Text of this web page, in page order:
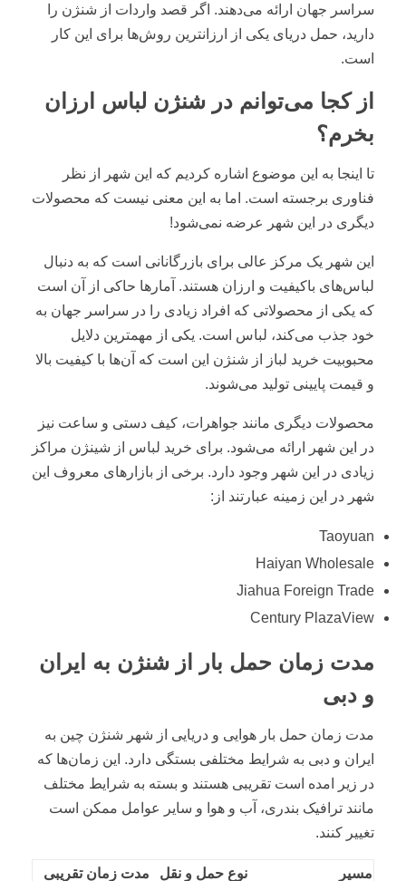
سراسر جهان ارائه می‌دهند. اگر قصد واردات از شنژن را
دارید، حمل دریای یکی از ارزانترین روش‌ها برای این کار
است.
از کجا می‌توانم در شنژن لباس ارزان
بخرم؟
تا اینجا به این موضوع اشاره کردیم که این شهر از نظر
فناوری برجسته است. اما به این معنی نیست که محصولات
دیگری در این شهر عرضه نمی‌شود!
این شهر یک مرکز عالی برای بازرگانانی است که به دنبال
لباس‌های باکیفیت و ارزان هستند. آمار‌ها حاکی از آن است
که یکی از محصولاتی که افراد زیادی را در سراسر جهان به
خود جذب می‌کند، لباس است. یکی از مهمترین دلایل
محبوبیت خرید لباز از شنژن این است که آن‌ها با کیفیت بالا
و قیمت پایینی تولید می‌شوند.
محصولات دیگری مانند جواهرات، کیف دستی و ساعت نیز
در این شهر ارائه می‌شود. برای خرید لباس از شینژن مراکز
زیادی در این شهر وجود دارد. برخی از بازارهای معروف این
شهر در این زمینه عبارتند از:
Taoyuan
Haiyan Wholesale
Jiahua Foreign Trade
Century PlazaView
مدت زمان حمل بار از شنژن به ایران
و دبی
مدت زمان حمل بار هوایی و دریایی از شهر شنژن چین به
ایران و دبی به شرایط مختلفی بستگی دارد. این زمان‌ها که
در زیر امده است تقریبی هستند و بسته به شرایط مختلف
مانند ترافیک بندری، آب و هوا و سایر عوامل ممکن است
تغییر کنند.
مسیر نوع حمل و نقل مدت زمان تقریبی